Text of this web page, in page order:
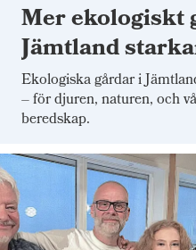
Mer ekologiskt
Jämtland
Ekologiska gårdar i
– för djuren, naturen, och
beredskap.